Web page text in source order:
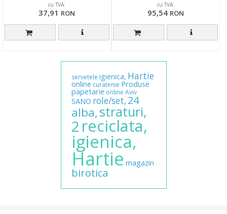
cu TVA:
37,91 RON
cu TVA:
95,54 RON
servetele igienica, Hartie
online curatenie Produse
papetarie online Aviv
SANO role/set,24
alba,straturi,
2 reciclata,
igienica,
Hartie magazin
birotica